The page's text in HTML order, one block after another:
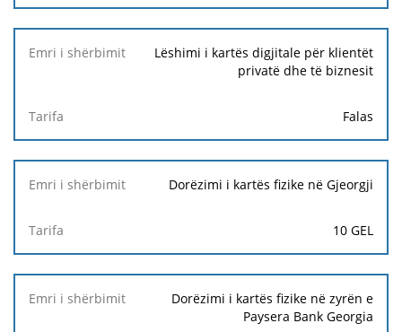
Lëshimi i kartës digjitale për klientët
privatë dhe të biznesit
Falas
Dorëzimi i kartës fizike në Gjeorgji
10 GEL
Dorëzimi i kartës fizike në zyrën e
Paysera Bank Georgia